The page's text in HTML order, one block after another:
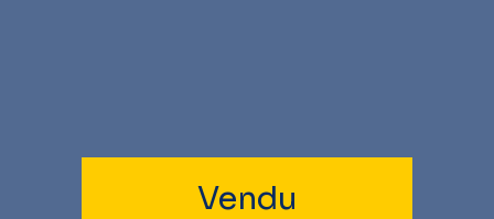
Vendu